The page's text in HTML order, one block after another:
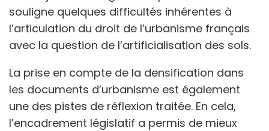
souligne quelques difficultés inhérentes à
l’articulation du droit de l’urbanisme français
avec la question de l’artificialisation des sols.
La prise en compte de la densification dans
les documents d’urbanisme est également
une des pistes de réflexion traitée. En cela,
l’encadrement législatif a permis de mieux